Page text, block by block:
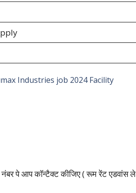
Industries job 2024 Facility
नंबर पे आप कॉन्टैक्ट कीजिए ( रूम रेंट